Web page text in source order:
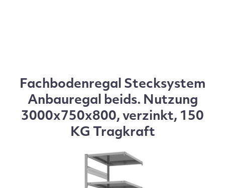
Fachbodenregal Stecksystem
Anbauregal beids. Nutzung
3000x750x800, verzinkt, 150
KG Tragkraft